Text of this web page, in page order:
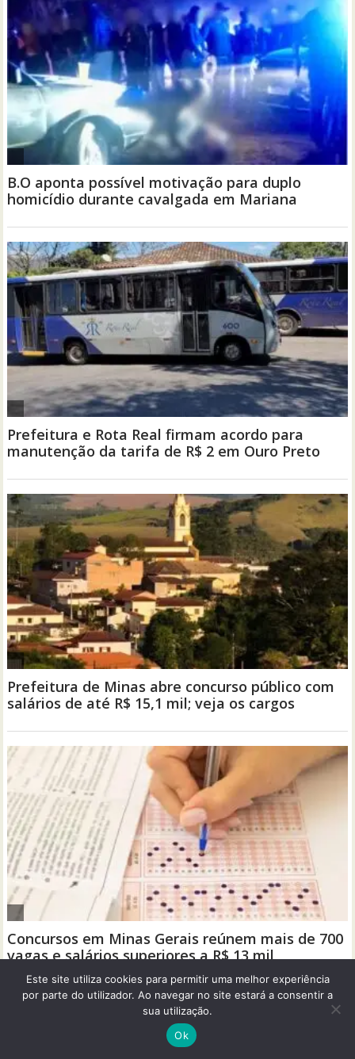
Este site utiliza cookies para permitir uma melhor experiência
por parte do utilizador. Ao navegar no site estará a consentir a
sua utilização.
Ok